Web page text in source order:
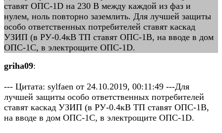
ставят ОПС-1D на 230 В между каждой из фаз и
нулем, ноль повторно заземлить. Для лучшей защиты
особо ответственных потребителей ставят каскад
УЗИП (в РУ-0.4кВ ТП ставят ОПС-1В, на вводе в дом
ОПС-1С, в электрощите ОПС-1D.
griha09:
--- Цитата: sylfaen от 24.10.2019, 00:11:49 ---Для
лучшей защиты особо ответственных потребителей
ставят каскад УЗИП (в РУ-0.4кВ ТП ставят ОПС-1В,
на вводе в дом ОПС-1С, в электрощите ОПС-1D.